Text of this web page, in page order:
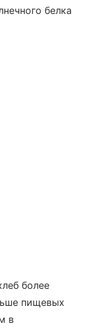
белка
более
пищевых
в